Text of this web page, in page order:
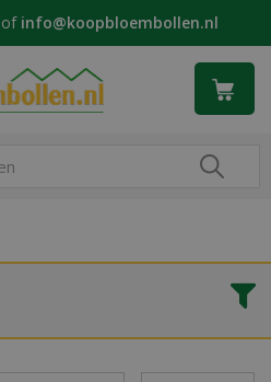
of info@koopbloembollen.nl